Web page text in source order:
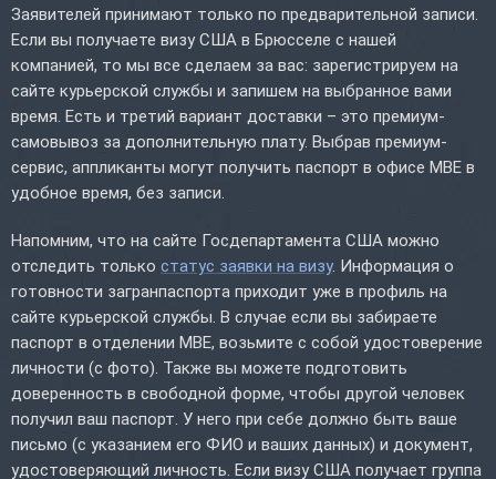
Заявителей принимают только по предварительной записи.
Если вы получаете визу США в Брюсселе с нашей
компанией, то мы все сделаем за вас: зарегистрируем на
сайте курьерской службы и запишем на выбранное вами
время. Есть и третий вариант доставки – это премиум-
самовывоз за дополнительную плату. Выбрав премиум-
сервис, аппликанты могут получить паспорт в офисе MBE в
удобное время, без записи.
Напомним, что на сайте Госдепартамента США можно
отследить только статус заявки на визу. Информация о
готовности загранпаспорта приходит уже в профиль на
сайте курьерской службы. В случае если вы забираете
паспорт в отделении MBE, возьмите с собой удостоверение
личности (с фото). Также вы можете подготовить
доверенность в свободной форме, чтобы другой человек
получил ваш паспорт. У него при себе должно быть ваше
письмо (с указанием его ФИО и ваших данных) и документ,
удостоверяющий личность. Если визу США получает группа